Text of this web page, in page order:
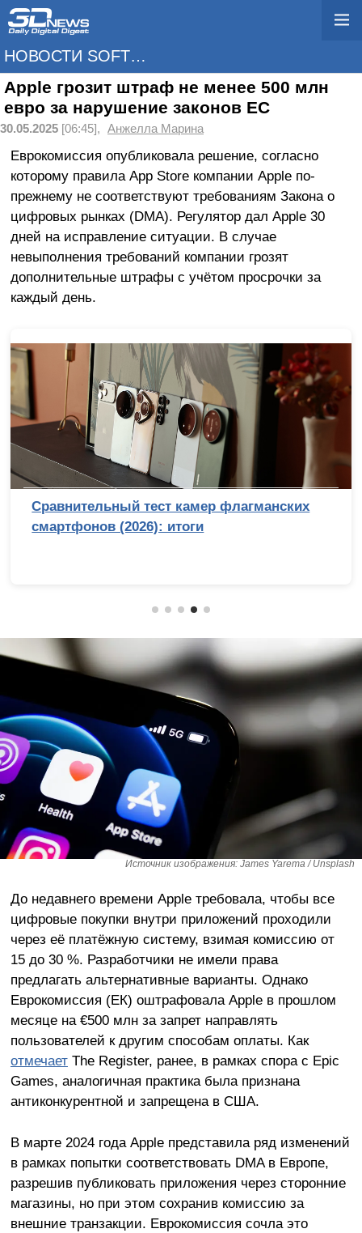
НОВОСТИ SOFTWARE
Apple грозит штраф не менее 500 млн
евро за нарушение законов ЕС
30.05.2025 [06:45], Анжелла Марина
Еврокомиссия опубликовала решение, согласно
которому правила App Store компании Apple по-
прежнему не соответствуют требованиям Закона о
цифровых рынках (DMA). Регулятор дал Apple 30
дней на исправление ситуации. В случае
невыполнения требований компании грозят
дополнительные штрафы с учётом просрочки за
каждый день.
Сравнительный тест камер флагманских
смартфонов (2026): итоги
Источник изображения: James Yarema / Unsplash
До недавнего времени Apple требовала, чтобы все
цифровые покупки внутри приложений проходили
через её платёжную систему, взимая комиссию от
15 до 30 %. Разработчики не имели права
предлагать альтернативные варианты. Однако
Еврокомиссия (ЕК) оштрафовала Apple в прошлом
месяце на €500 млн за запрет направлять
пользователей к другим способам оплаты. Как
отмечаетThe Register, ранее, в рамках спора с Epic
Games, аналогичная практика была признана
антиконкурентной и запрещена в США.
В марте 2024 года Apple представила ряд изменений
в рамках попытки соответствовать DMA в Европе,
разрешив публиковать приложения через сторонние
магазины, но при этом сохранив комиссию за
внешние транзакции. Еврокомиссия сочла это